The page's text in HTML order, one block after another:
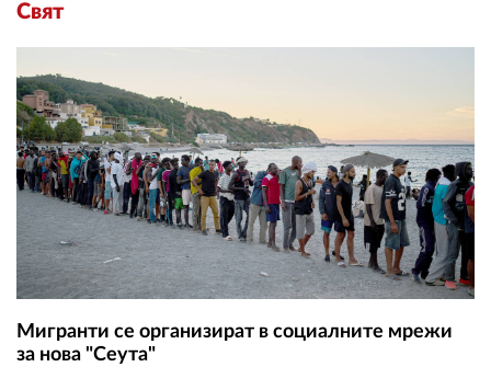
Свят
Мигранти се организират в социалните мрежи
за нова "Сеута"